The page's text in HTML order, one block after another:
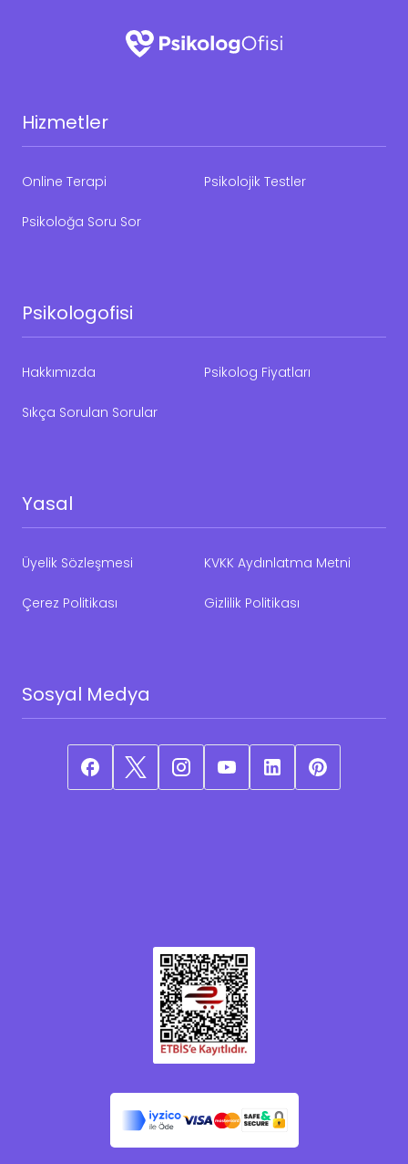
Hizmetler
Online Terapi Psikolojik Testler
Psikoloğa Soru Sor
Psikologofisi
Hakkımızda Psikolog Fiyatları
Sıkça Sorulan Sorular
Yasal
Üyelik Sözleşmesi KVKK Aydınlatma Metni
Çerez Politikası Gizlilik Politikası
Sosyal Medya